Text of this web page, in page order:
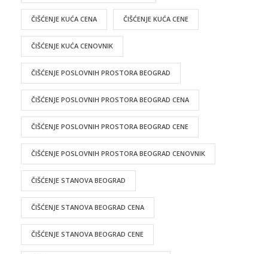
ČIŠĆENJE KUĆA CENA ČIŠĆENJE KUĆA CENE
ČIŠĆENJE KUĆA CENOVNIK
ČIŠĆENJE POSLOVNIH PROSTORA BEOGRAD
ČIŠĆENJE POSLOVNIH PROSTORA BEOGRAD CENA
ČIŠĆENJE POSLOVNIH PROSTORA BEOGRAD CENE
ČIŠĆENJE POSLOVNIH PROSTORA BEOGRAD CENOVNIK
ČIŠĆENJE STANOVA BEOGRAD
ČIŠĆENJE STANOVA BEOGRAD CENA
ČIŠĆENJE STANOVA BEOGRAD CENE